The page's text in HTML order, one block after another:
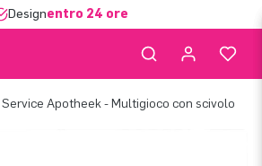
Designentro 24 ore
Service Apotheek - Multigioco con scivolo